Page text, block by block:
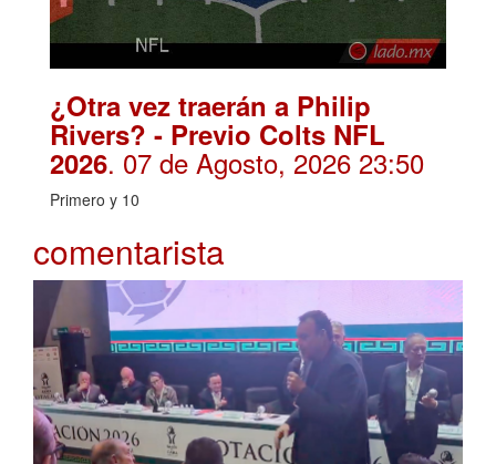
¿Otra vez traerán a Philip
Rivers? - Previo Colts NFL
2026. 07 de Agosto, 2026 23:50
Primero y 10
comentarista